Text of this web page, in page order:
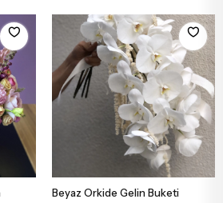
Sepete Ekle
Beyaz Orkide Gelin Buketi